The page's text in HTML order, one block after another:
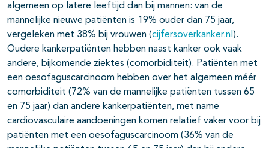
algemeen op latere leeftijd dan bij mannen: van de
mannelijke nieuwe patiënten is 19% ouder dan 75 jaar,
vergeleken met 38% bij vrouwen (cijfersoverkanker.nl).
Oudere kankerpatiënten hebben naast kanker ook vaak
andere, bijkomende ziektes (comorbiditeit). Patiënten met
een oesofaguscarcinoom hebben over het algemeen méér
comorbiditeit (72% van de mannelijke patiënten tussen 65
en 75 jaar) dan andere kankerpatiënten, met name
cardiovasculaire aandoeningen komen relatief vaker voor bij
patiënten met een oesofaguscarcinoom (36% van de